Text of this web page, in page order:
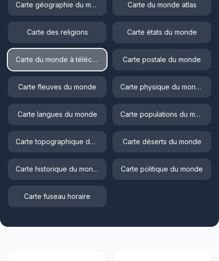
Carte géographie du monde Carte du monde atlas
Carte des religions Carte états du monde
Carte du monde à télécharger Carte postale du monde
Carte fleuves du monde Carte physique du monde
Carte langues du monde Carte populations du monde
Carte topographique du monde Carte déserts du monde
Carte historique du monde Carte politique du monde
Carte fuseau horaire